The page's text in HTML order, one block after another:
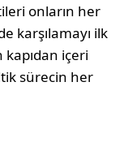
onların her
karşılamayı ilk
içeri
sürecin her